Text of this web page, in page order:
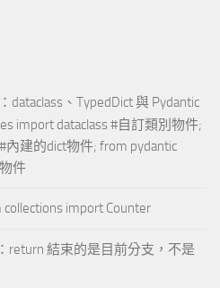
dataclass、TypedDict 與 Pydantic
import dataclass #自訂類別物件;
內建的dict物件; from pydantic
件
import Counter
return 結束的是目前分支，不是